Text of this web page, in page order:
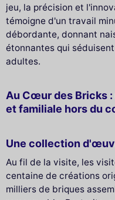
jeu, la précision et
témoigne d'un travail
débordante, donnant
étonnantes qui
adultes.
Au Cœur des Bricks
et familiale hors du
Une collection
Au fil de la visite, les
centaine de créations
milliers de briques